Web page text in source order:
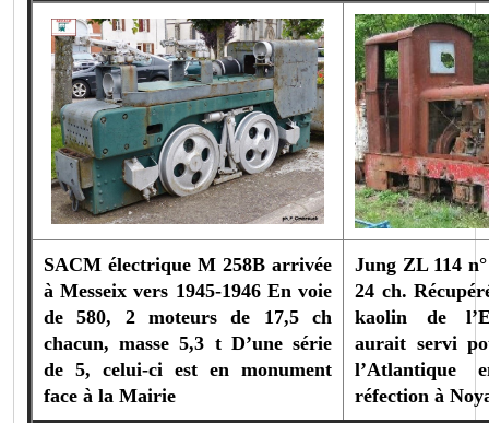
SACM électrique M 258B arrivée
à Messeix vers 1945-1946 En voie
de 580, 2 moteurs de 17,5 ch
chacun, masse 5,3 t D’une série
de 5, celui-ci est en monument
face à la Mairie
Jung ZL 114
24 ch.
kaolin de
aurait servi
l’Atlantique
réfection à